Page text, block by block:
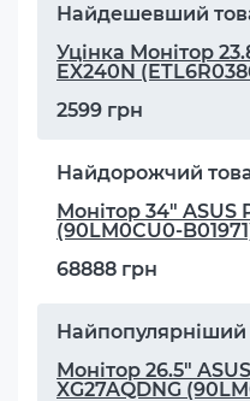
Найдешевший
Уцінка Монітор
EX240N
2599 грн
Найдорожчий
Монітор 34" ASUS
(90LM0CU0-
68888 грн
Найпопулярніший
Монітор 26.5"
XG27AQDNG